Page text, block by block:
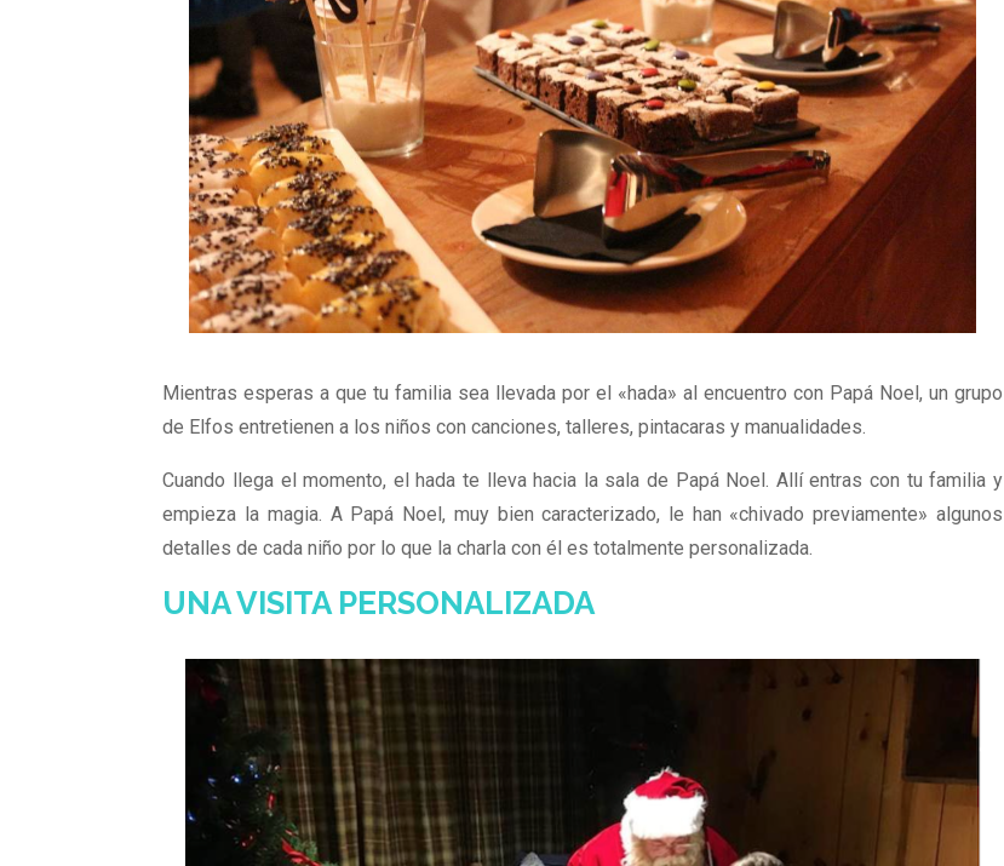
Mientras esperas a que tu familia sea llevada por el «hada» al encuentro con Papá Noel, un grupo
de Elfos entretienen a los niños con canciones, talleres, pintacaras y manualidades.
Cuando llega el momento, el hada te lleva hacia la sala de Papá Noel. Allí entras con tu familia y
empieza la magia. A Papá Noel, muy bien caracterizado, le han «chivado previamente» algunos
detalles de cada niño por lo que la charla con él es totalmente personalizada.
UNA VISITA PERSONALIZADA